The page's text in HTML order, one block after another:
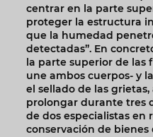
centrar en la parte
proteger la estructura
que la humedad
detectadas”. En
la parte superior de las
une ambos cuerpos- y
el sellado de las
prolongar durante tres
de dos especialistas en
conservación de bienes